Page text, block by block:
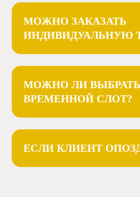
МОЖНО ЗАКАЗАТЬ
ИНДИВИДУАЛЬНУЮ
МОЖНО ЛИ
ВРЕМЕННОЙ СЛОТ?
ЕСЛИ КЛИЕНТ